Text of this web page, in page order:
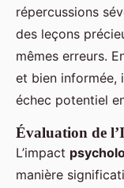
répercussions
des leçons
mêmes erreurs.
et bien informée,
échec potentiel
Évaluation de
L’impact
manière